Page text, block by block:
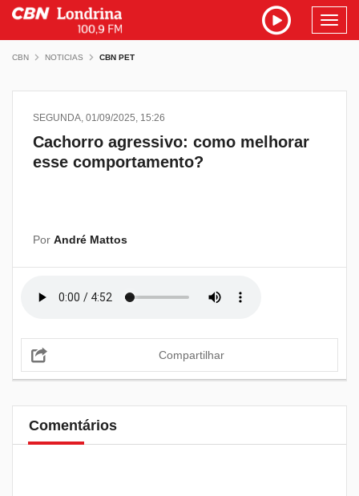
CBN NOTICIAS CBN PET
SEGUNDA, 01/09/2025, 15:26
Cachorro agressivo: como melhorar
esse comportamento?
Por André Mattos
Compartilhar
Comentários